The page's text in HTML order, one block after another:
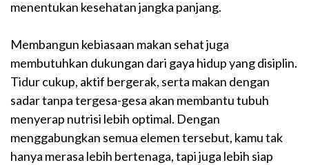
menentukan kesehatan jangka panjang.
Membangun kebiasaan makan sehat juga
membutuhkan dukungan dari gaya hidup yang disiplin.
Tidur cukup, aktif bergerak, serta makan dengan
sadar tanpa tergesa-gesa akan membantu tubuh
menyerap nutrisi lebih optimal. Dengan
menggabungkan semua elemen tersebut, kamu tak
hanya merasa lebih bertenaga, tapi juga lebih siap